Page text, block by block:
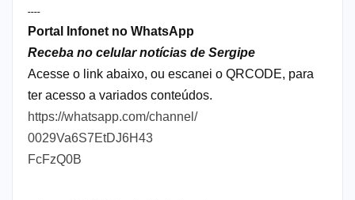
----
Portal Infonet no WhatsApp
Receba no celular notícias de Sergipe
Acesse o link abaixo, ou escanei o QRCODE, para
ter acesso a variados conteúdos.
https://whatsapp.com/channel/
0029Va6S7EtDJ6H43
FcFzQ0B